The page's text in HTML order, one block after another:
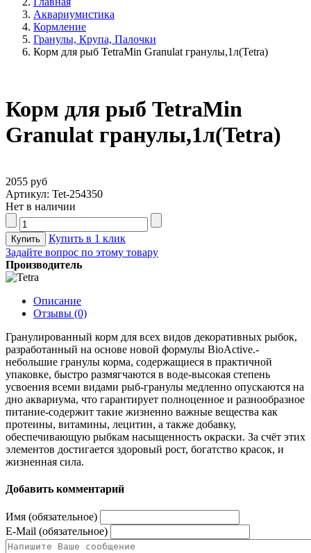
Аквариумистика
Кормление
Гранулы, Крупа, Палочки
Корм для рыб TetraMin Granulat гранулы,1л(Tetra)
Корм для рыб TetraMin
Granulat гранулы,1л(Tetra)
2055 руб
Артикул: Tet-254350
Нет в наличии
Купить в 1 клик
Задайте вопрос по этому товару
Производитель
Описание
Отзывы (0)
Гранулированный корм для всех видов декоративных рыбок,
разработанный на основе новой формулы BioActive.-
небольшие гранулы корма, содержащиеся в практичной
упаковке, быстро размягчаются в воде-высокая степень
усвоения всеми видами рыб-гранулы медленно опускаются на
дно аквариума, что гарантирует полноценное и разнообразное
питание-содержит такие жизненно важные вещества как
протеины, витамины, лецитин, а также добавку,
обеспечивающую рыбкам насыщенность окраски. За счёт этих
элементов достигается здоровый рост, богатство красок, и
жизненная сила.
Добавить комментарий
Имя (обязательное)
E-Mail (обязательное)